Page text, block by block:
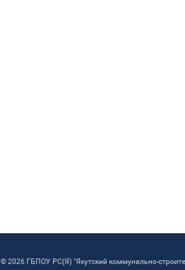
© 2026 ГБПОУ РС(Я) "Якутский коммунально-